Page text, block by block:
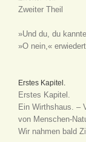
Zweiter Theil
»Und du, du
»O nein,«
Erstes Kapitel.
Erstes Kapitel.
Ein Wirthshaus. –
von Menschen-
Wir nahmen bald